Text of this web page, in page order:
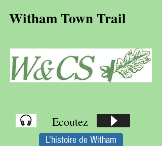
Witham Town Trail
L'histoire de Witham
Ecoutez